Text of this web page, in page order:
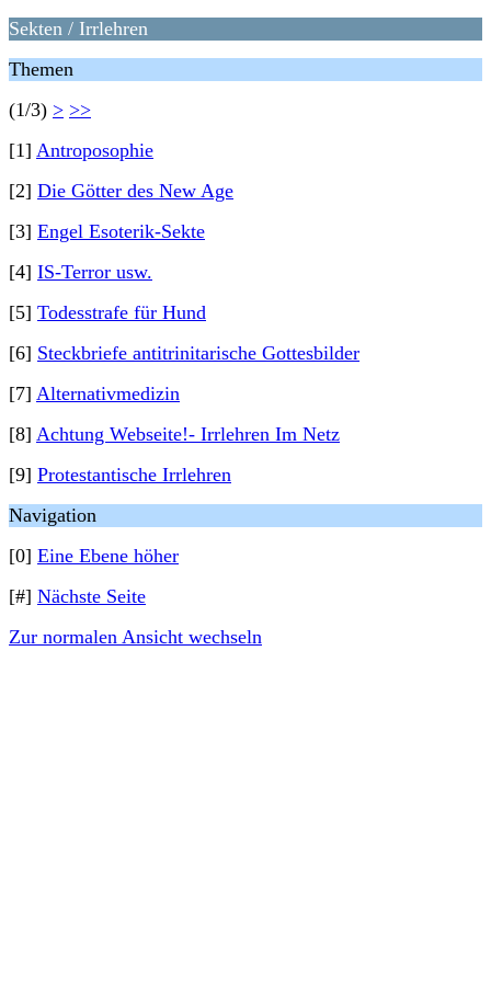
Sekten / Irrlehren
Themen
(1/3) > >>
[1] Antroposophie
[2] Die Götter des New Age
[3] Engel Esoterik-Sekte
[4] IS-Terror usw.
[5] Todesstrafe für Hund
[6] Steckbriefe antitrinitarische Gottesbilder
[7] Alternativmedizin
[8] Achtung Webseite!- Irrlehren Im Netz
[9] Protestantische Irrlehren
Navigation
[0] Eine Ebene höher
[#] Nächste Seite
Zur normalen Ansicht wechseln